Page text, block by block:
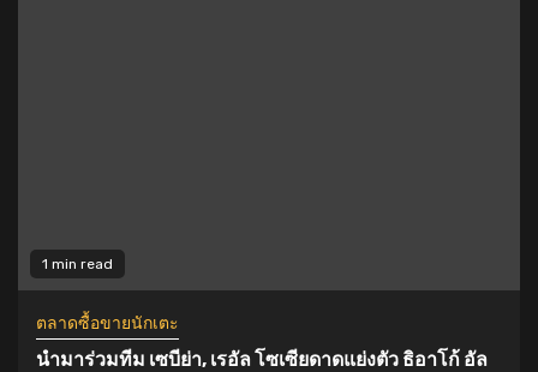
1 min read
ตลาดซื้อขายนักเตะ
นำมาร่วมทีม เซบีย่า, เรอัล โซเซียดาดแย่งตัว ธิอาโก้ อัล